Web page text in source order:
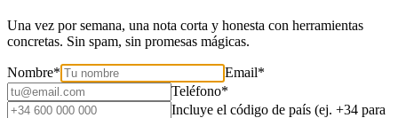
Una vez por semana, una nota corta y honesta con herramientas
concretas. Sin spam, sin promesas mágicas.
Nombre* Email*
Teléfono*
Incluye el código de país (ej. +34 para